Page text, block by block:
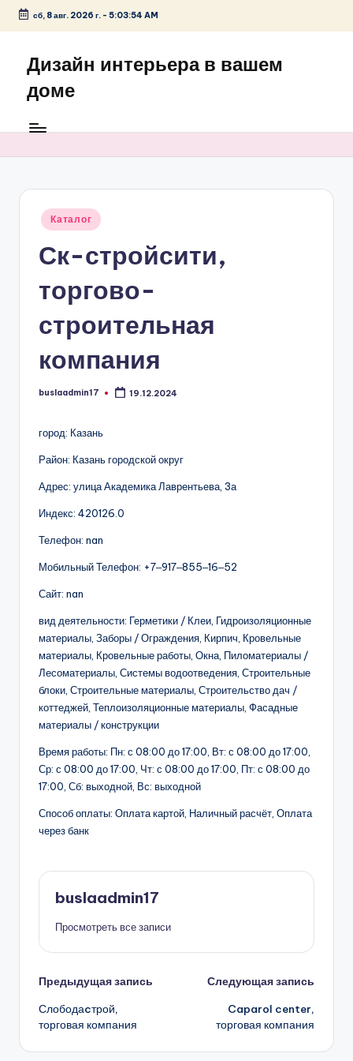
Перейти
содержимому
сб, 8 авг. 2026 г.- 5:03:54 AM
Дизайн интерьера в вашем
доме
Опубликовано
Каталог
Ск-стройсити,
торгово-
строительная
компания
Запись
buslaadmin17 19.12.2024
город: Казань
Район: Казань городской округ
Адрес: улица Академика Лаврентьева, 3а
Индекс: 420126.0
Телефон: nan
Мобильный Телефон: +7‒917‒855‒16‒52
Сайт: nan
вид деятельности: Герметики / Клеи, Гидроизоляционные
материалы, Заборы / Ограждения, Кирпич, Кровельные
материалы, Кровельные работы, Окна, Пиломатериалы /
Лесоматериалы, Системы водоотведения, Строительные
блоки, Строительные материалы, Строительство дач /
коттеджей, Теплоизоляционные материалы, Фасадные
материалы / конструкции
Время работы: Пн: с 08:00 до 17:00, Вт: с 08:00 до 17:00,
Ср: с 08:00 до 17:00, Чт: с 08:00 до 17:00, Пт: с 08:00 до
17:00, Сб: выходной, Вс: выходной
Способ оплаты: Оплата картой, Наличный расчёт, Оплата
через банк
buslaadmin17
Просмотреть все записи
Навигация
записи
Предыдущая запись
Слободаcтрой,
торговая компания
Следующая запись
Caparol center,
торговая компания